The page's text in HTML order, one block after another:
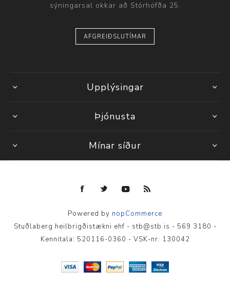
sýningarsal okkar að Stórhöfða 25.
AFGREIÐSLUTÍMAR
Upplýsingar
Þjónusta
Mínar síður
Powered by nopCommerce
Stuðlaberg heilbrigðistækni ehf - stb@stb.is - 569 3180 -
Kennitala: 520116-0360 - VSK-nr: 130042